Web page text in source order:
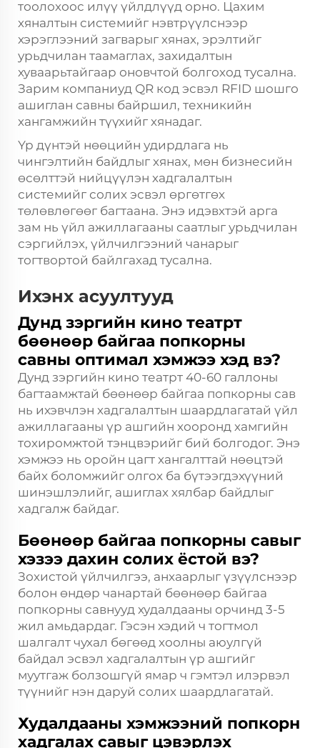
тоолохоос илүү үйлдлүүд орно. Цахим
хяналтын системийг нэвтрүүлснээр
хэрэглээний загварыг хянах, эрэлтийг
урьдчилан таамаглах, захидалтын
хуваарьтайгаар оновчтой болгоход тусална.
Зарим компаниуд QR код эсвэл RFID шошго
ашиглан савны байршил, техникийн
хангамжийн түүхийг хянадаг.
Үр дүнтэй нөөцийн удирдлага нь
чингэлтийн байдлыг хянах, мөн бизнесийн
өсөлттэй нийцүүлэн хадгалалтын
системийг солих эсвэл өргөтгөх
төлөвлөгөөг багтаана. Энэ идэвхтэй арга
зам нь үйл ажиллагааны саатлыг урьдчилан
сэргийлэх, үйлчилгээний чанарыг
тогтвортой байлгахад тусална.
Ихэнх асуултууд
Дунд зэргийн кино театрт
бөөнөөр байгаа попкорны
савны оптимал хэмжээ хэд вэ?
Дунд зэргийн кино театрт 40-60 галлоны
багтаамжтай бөөнөөр байгаа попкорны сав
нь ихэвчлэн хадгалалтын шаардлагатай үйл
ажиллагааны үр ашгийн хооронд хамгийн
тохиромжтой тэнцвэрийг бий болгодог. Энэ
хэмжээ нь оройн цагт хангалттай нөөцтэй
байх боломжийг олгох ба бүтээгдэхүүний
шинэшлэлийг, ашиглах хялбар байдлыг
хадгалж байдаг.
Бөөнөөр байгаа попкорны савыг
хэзээ дахин солих ёстой вэ?
Зохистой үйлчилгээ, анхаарлыг үзүүлснээр
болон өндөр чанартай бөөнөөр байгаа
попкорны савнууд худалдааны орчинд 3-5
жил амьдардаг. Гэсэн хэдий ч тогтмол
шалгалт чухал бөгөөд хоолны аюулгүй
байдал эсвэл хадгалалтын үр ашгийг
муутгаж болзошгүй ямар ч гэмтэл илэрвэл
түүнийг нэн даруй солих шаардлагатай.
Худалдааны хэмжээний попкорн
хадгалах савыг цэвэрлэх